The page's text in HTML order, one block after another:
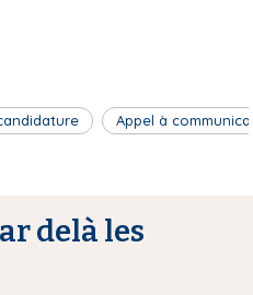
Appel à
delà les